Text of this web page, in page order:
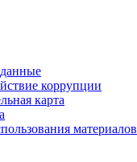
коррупции
карта
материалов